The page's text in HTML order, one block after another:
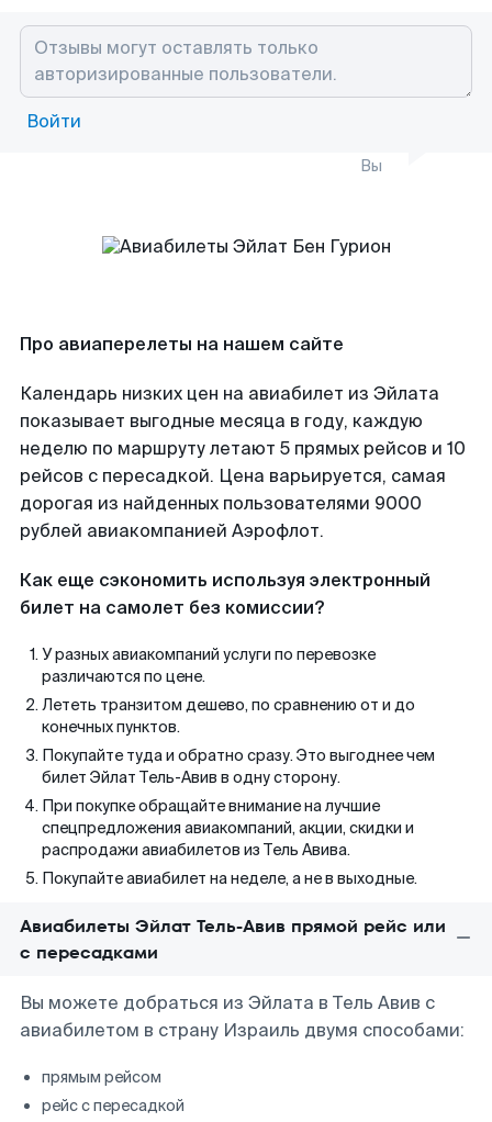
Войти
Вы
Про авиаперелеты на нашем сайте
Календарь низких цен на авиабилет из Эйлата
показывает выгодные месяца в году, каждую
неделю по маршруту летают 5 прямых рейсов и 10
рейсов с пересадкой. Цена варьируется, самая
дорогая из найденных пользователями 9000
рублей авиакомпанией Аэрофлот.
Как еще сэкономить используя электронный
билет на самолет без комиссии?
У разных авиакомпаний услуги по перевозке
различаются по цене.
Лететь транзитом дешево, по сравнению от и до
конечных пунктов.
Покупайте туда и обратно сразу. Это выгоднее чем
билет Эйлат Тель-Авив в одну сторону.
При покупке обращайте внимание на лучшие
спецпредложения авиакомпаний, акции, скидки и
распродажи авиабилетов из Тель Авива.
Покупайте авиабилет на неделе, а не в выходные.
Авиабилеты Эйлат Тель-Авив прямой рейс или
с пересадками
Вы можете добраться из Эйлата в Тель Авив с
авиабилетом в страну Израиль двумя способами:
прямым рейсом
рейс с пересадкой